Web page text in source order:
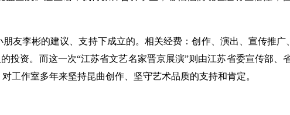
李彬的建议、支持下成立的。相关经费：创作、演出、宣传推广
投资。而这一次“江苏省文艺名家晋京展演”则由江苏省委宣传部、
工作室多年来坚持昆曲创作、坚守艺术品质的支持和肯定。